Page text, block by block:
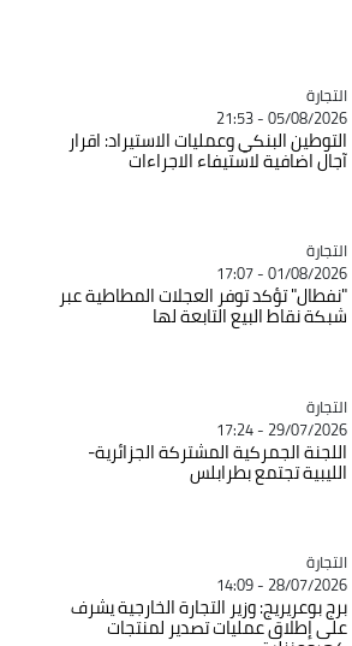
Catégorie
التجارة
05/08/2026 - 21:53
التوطين البنكي وعمليات الاستيراد: اقرار
آجال اضافية لاستيفاء الاجراءات
Catégorie
التجارة
01/08/2026 - 17:07
"نفطال" تؤكد توفر العجلات المطاطية عبر
شبكة نقاط البيع التابعة لها
Catégorie
التجارة
29/07/2026 - 17:24
اللجنة الجمركية المشتركة الجزائرية-
الليبية تجتمع بطرابلس
Catégorie
التجارة
28/07/2026 - 14:09
برج بوعريريج: وزير التجارة الخارجية يشرف
على إطلاق عمليات تصدير لمنتجات